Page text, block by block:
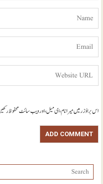
اس براؤزر میں میرا نام، ای میل، اور ویب سائٹ محفوظ